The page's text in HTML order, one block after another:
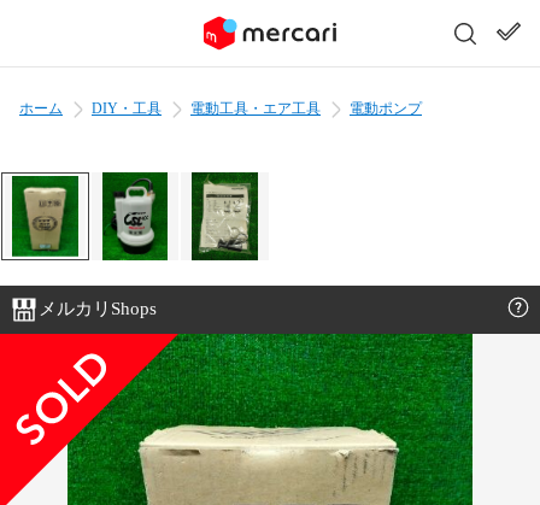
ホーム DIY・工具 電動工具・エア工具 電動ポンプ
メルカリShops